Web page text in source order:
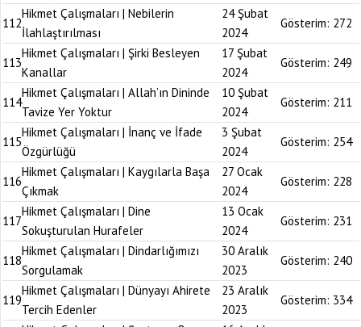
112
Hikmet Çalışmaları | Nebilerin
İlahlaştırılması
24 Şubat
2024
Gösterim: 272
113
Hikmet Çalışmaları | Şirki Besleyen
Kanallar
17 Şubat
2024
Gösterim: 249
114
Hikmet Çalışmaları | Allah’ın Dininde
Tavize Yer Yoktur
10 Şubat
2024
Gösterim: 211
115
Hikmet Çalışmaları | İnanç ve İfade
Özgürlüğü
3 Şubat
2024
Gösterim: 254
116
Hikmet Çalışmaları | Kaygılarla Başa
Çıkmak
27 Ocak
2024
Gösterim: 228
117
Hikmet Çalışmaları | Dine
Sokuşturulan Hurafeler
13 Ocak
2024
Gösterim: 231
118
Hikmet Çalışmaları | Dindarlığımızı
Sorgulamak
30 Aralık
2023
Gösterim: 240
119
Hikmet Çalışmaları | Dünyayı Ahirete
Tercih Edenler
23 Aralık
2023
Gösterim: 334